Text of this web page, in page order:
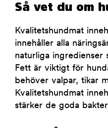
Så vet du om
Kvalitetshundmat
innehåller alla
naturliga ingredienser
Fett är viktigt för
behöver valpar, tikar
Kvalitetshundmat
stärker de goda